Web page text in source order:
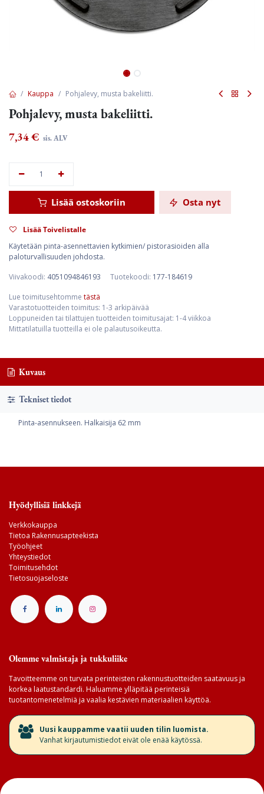
Kauppa Pohjalevy, musta bakeliitti.
Pohjalevy, musta bakeliitti.
7,34€ sis. ALV
Lisää ostoskoriin Osta nyt
Lisää Toivelistalle
Käytetään pinta-asennettavien kytkimien/ pistorasioiden alla
paloturvallisuuden johdosta.
Viivakoodi: 4051094846193 Tuotekoodi: 177-184619
Lue toimitusehtomme tästä
Varastotuotteiden toimitus: 1-3 arkipäivää
Loppuneiden tai tilattujen tuotteiden toimitusajat: 1-4 viikkoa
Mittatilatuilla tuotteilla ei ole palautusoikeutta.
Kuvaus
Tekniset tiedot
Pinta-asennukseen. Halkaisija 62 mm
Hyödyllisiä linkkejä
Verkkokauppa
Tietoa Rakennusapteekista
Työohjeet
Yhteystiedot
Toimitusehdot
Tietosuojaseloste
Olemme valmistaja ja tukkuliike
Tavoitteemme on turvata perinteisten rakennustuotteiden saatavuus ja
korkea laatustandardi. Haluamme ylläpitää perinteisiä
tuotantomenetelmiä ja vaalia kestävien materiaalien käyttöä.
​Uusi kauppamme vaatii uuden tilin luomista.
Vanhat kirjautumistiedot eivät ole enää käytössä.